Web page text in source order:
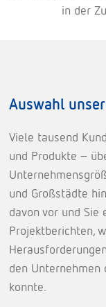
in der
Auswahl
Viele tausend
und Produkte –
und Großstädte
davon vor und
Projektberichten,
den
konnte.